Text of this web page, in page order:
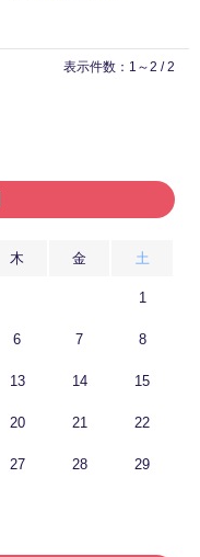
表示件数：1～2 / 2
木 金 土
1
6 7 8
13 14 15
20 21 22
27 28 29